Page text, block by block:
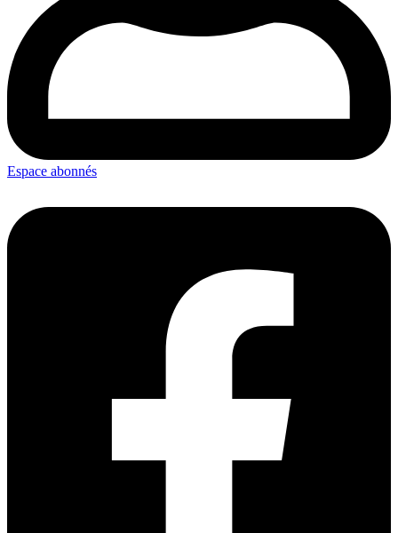
Espace abonnés